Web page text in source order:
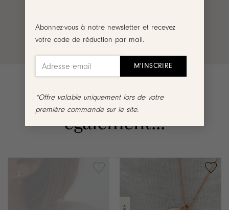
Abonnez-vous à notre newsletter et recevez
votre code de réduction par mail.
*Offre valable uniquement lors de votre
première commande sur le site.
Vous aimerez
également...